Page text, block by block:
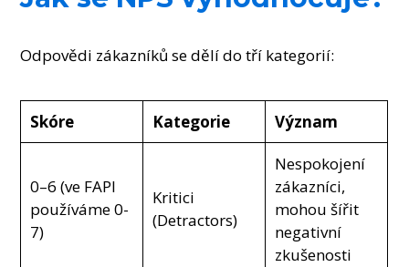
Odpovědi zákazníků se dělí do tří kategorií:
Skóre Kategorie Význam
0–6 (ve FAPI
používáme 0-
7)
Kritici
(Detractors)
Nespokojení
zákazníci,
mohou šířit
negativní
zkušenosti